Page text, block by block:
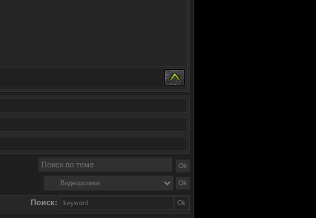
Поиск: